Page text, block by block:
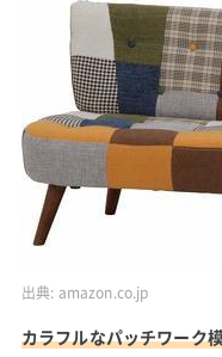
出典: amazon.co.jp
カラフルなパッチワーク